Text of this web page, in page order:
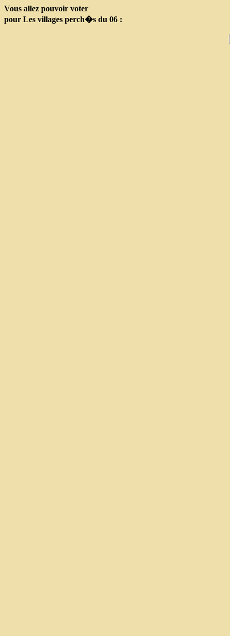
Vous allez pouvoir voter
pour Les villages perch�s du 06 :